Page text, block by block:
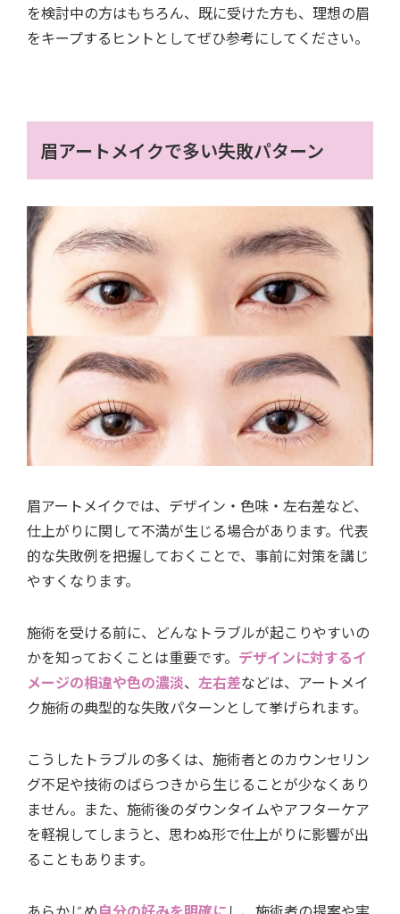
を検討中の方はもちろん、既に受けた方も、理想の眉
をキープするヒントとしてぜひ参考にしてください。
眉アートメイクで多い失敗パターン
眉アートメイクでは、デザイン・色味・左右差など、
仕上がりに関して不満が生じる場合があります。代表
的な失敗例を把握しておくことで、事前に対策を講じ
やすくなります。
施術を受ける前に、どんなトラブルが起こりやすいの
かを知っておくことは重要です。 デザインに対するイ
メージの相違や色の濃淡、 左右差などは、アートメイ
ク施術の典型的な失敗パターンとして挙げられます。
こうしたトラブルの多くは、施術者とのカウンセリン
グ不足や技術のばらつきから生じることが少なくあり
ません。また、施術後のダウンタイムやアフターケア
を軽視してしまうと、思わぬ形で仕上がりに影響が出
ることもあります。